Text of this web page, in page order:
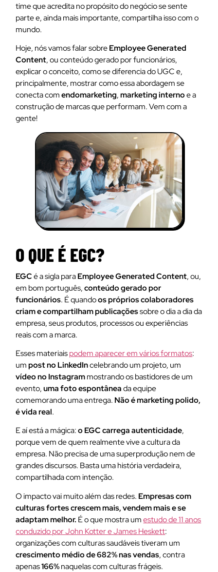
time que acredita no propósito do negócio se sente
parte e, ainda mais importante, compartilha isso com o
mundo.
Hoje, nós vamos falar sobreEmployee Generated
Content, ou conteúdo gerado por funcionários,
explicar o conceito, como se diferencia do UGC e,
principalmente, mostrar como essa abordagem se
conecta comendomarketing,marketing internoe a
construção de marcas que performam. Vem com a
gente!
O QUE É EGC?
EGCé a sigla paraEmployee Generated Content, ou,
em bom português,conteúdo gerado por
funcionários. É quandoos próprios colaboradores
criam e compartilham publicaçõessobre o dia a dia da
empresa, seus produtos, processos ou experiências
reais com a marca.
Esses materiaispodem aparecer em vários formatos:
umpost no LinkedIncelebrando um projeto, um
vídeo no Instagrammostrando os bastidores de um
evento,uma foto espontâneada equipe
comemorando uma entrega. Não é marketing polido,
é vida real.
E aí está a mágica:o EGC carrega autenticidade,
porque vem de quem realmente vive a cultura da
empresa. Não precisa de uma superprodução nem de
grandes discursos. Basta uma história verdadeira,
compartilhada com intenção.
O impacto vai muito além das redes. Empresas com
culturas fortes crescem mais, vendem mais e se
adaptam melhor. É o que mostra umestudo de 11 anos
conduzido por John Kotter e James Heskett:
organizações com culturas saudáveis tiveram um
crescimento médio de 682% nas vendas, contra
apenas166%naquelas com culturas frágeis.